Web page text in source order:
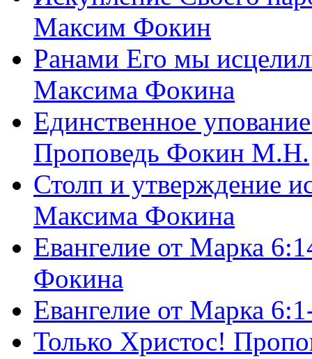
Максим Фокин
Ранами Его мы
Максима Фокина
Единственное
Проповедь Фокин М.Н.
Столп и утверждение
Максима Фокина
Евангелие от Марка
Фокина
Евангелие от Марка
Только Христос!